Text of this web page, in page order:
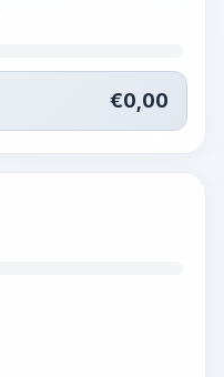
€0,00